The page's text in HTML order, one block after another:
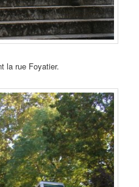
la rue Foyatier.